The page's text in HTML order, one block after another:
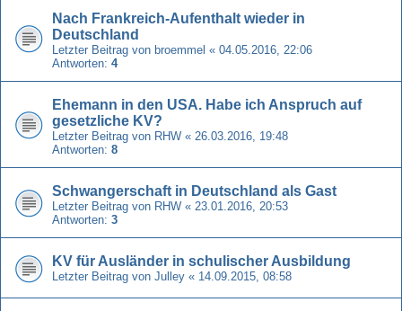
Nach Frankreich-Aufenthalt wieder in
Deutschland
Letzter Beitrag von broemmel « 04.05.2016, 22:06
Antworten: 4
Ehemann in den USA. Habe ich Anspruch auf
gesetzliche KV?
Letzter Beitrag von RHW « 26.03.2016, 19:48
Antworten: 8
Schwangerschaft in Deutschland als Gast
Letzter Beitrag von RHW « 23.01.2016, 20:53
Antworten: 3
KV für Ausländer in schulischer Ausbildung
Letzter Beitrag von Julley « 14.09.2015, 08:58